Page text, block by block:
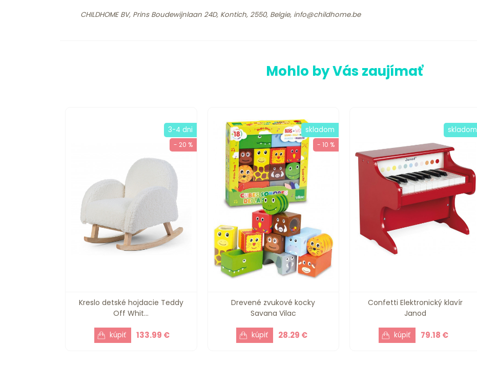
CHILDHOME BV, Prins Boudewijnlaan 24D, Kontich, 2550, Belgie, info@childhome.be
Mohlo by Vás zaujímať
Kreslo detské hojdacie Teddy
Off Whit...
133.99 €
3-4 dni
- 20 %
Drevené zvukové kocky
Savana Vilac
28.29 €
skladom
- 10 %
Confetti Elektronický klavír
Janod
79.18 €
skladom